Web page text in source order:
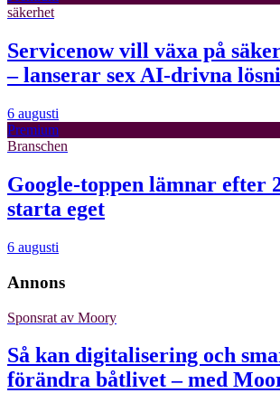
säkerhet
Servicenow vill växa på
– lanserar sex AI-drivna
6 augusti
Premium
Branschen
Google-toppen lämnar efter
starta eget
6 augusti
Annons
Sponsrat av Moory
Så kan digitalisering och
förändra båtlivet – med